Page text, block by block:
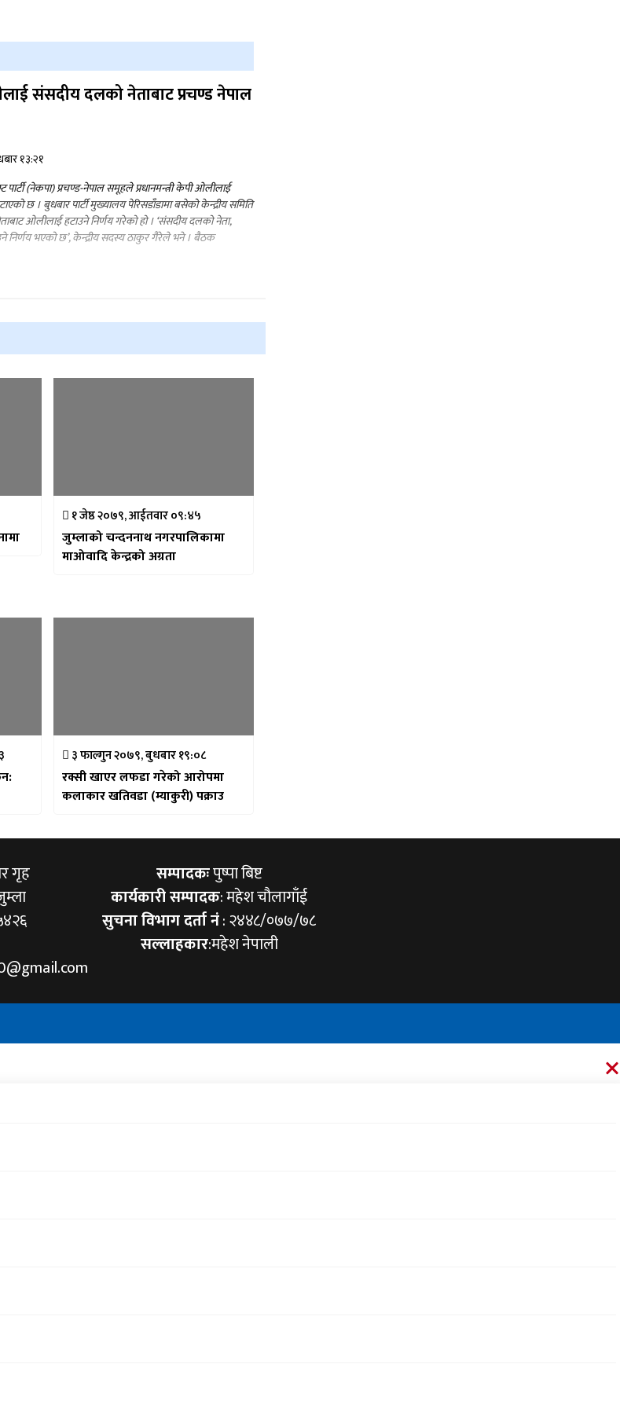
संसदीय दलको नेताबाट प्रचण्ड नेपाल
१३:२१
पार्टी (नेकपा) प्रचण्ड-नेपाल समूहले प्रधानमन्त्री केपी ओलीलाई
छ । बुधबार पार्टी मुख्यालय पेरिसडाँडामा बसेको केन्द्रीय समिति
ओलीलाई हटाउने निर्णय गरेको हो । ‘संसदीय दलको नेता,
निर्णय भएको छ’, केन्द्रीय सदस्य ठाकुर गैरेले भने । बैठक
१ जेष्ठ २०७९, आईतवार ०९:४५
जुम्लाको चन्दननाथ नगरपालिकामा
माओवादि केन्द्रको अग्रता
३ फाल्गुन २०७९, बुधबार १९:०८
रक्सी खाएर लफडा गरेको आरोपमा
कलाकार खतिवडा (म्याकुरी) पक्राउ
गृह
सम्पादकःपुष्पा बिष्ट
कार्यकारी सम्पादक: महेश चौलागाँई
सुचना विभाग दर्ता नं: २४४८/०७७/७८
सल्लाहकार:महेश नेपाली